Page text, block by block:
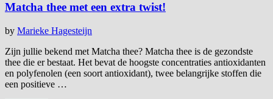
Matcha thee met een extra twist!
by Marieke Hagesteijn
Zijn jullie bekend met Matcha thee? Matcha thee is de gezondste
thee die er bestaat. Het bevat de hoogste concentraties antioxidanten
en polyfenolen (een soort antioxidant), twee belangrijke stoffen die
een positieve …